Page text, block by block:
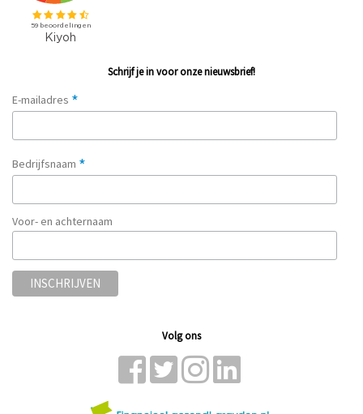
Schrijf je in voor onze nieuwsbrief!
E-mailadres *
Bedrijfsnaam *
Voor- en achternaam
Volg ons